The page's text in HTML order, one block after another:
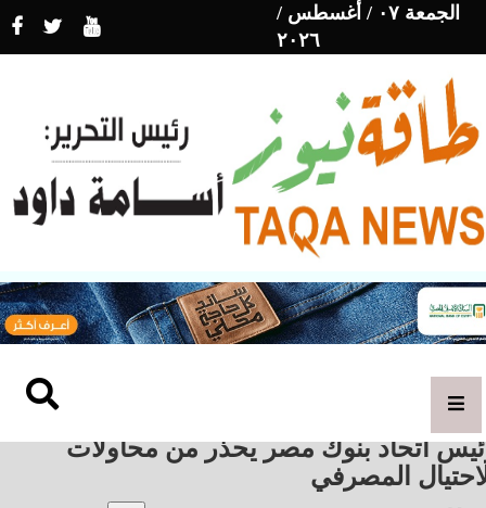
الجمعة ٠٧ / أغسطس /
٢٠٢٦
اتحاد بنوك مصر يحذر من محاولات
المصرفي